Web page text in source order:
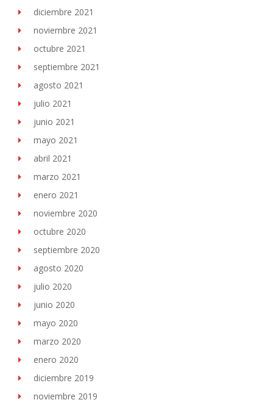
diciembre 2021
noviembre 2021
octubre 2021
septiembre 2021
agosto 2021
julio 2021
junio 2021
mayo 2021
abril 2021
marzo 2021
enero 2021
noviembre 2020
octubre 2020
septiembre 2020
agosto 2020
julio 2020
junio 2020
mayo 2020
marzo 2020
enero 2020
diciembre 2019
noviembre 2019